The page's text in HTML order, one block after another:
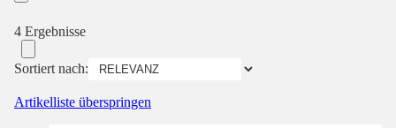
4 Ergebnisse
Sortiert nach:
Artikelliste überspringen